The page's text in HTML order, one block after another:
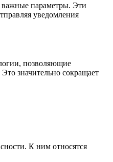
важные параметры. Эти
уведомления
позволяющие
значительно сокращает
К ним относятся